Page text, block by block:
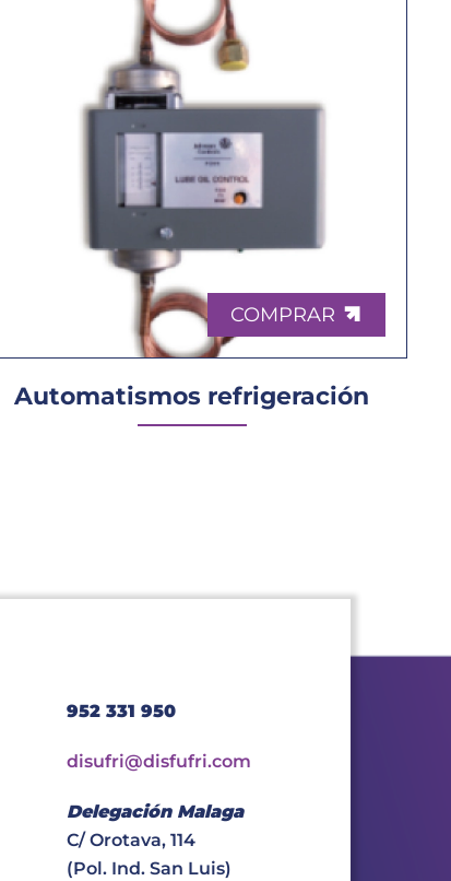
COMPRAR
Automatismos refrigeración
952 331 950
disufri@disfufri.com
Delegación Malaga
C/ Orotava, 114
(Pol. Ind. San Luis)